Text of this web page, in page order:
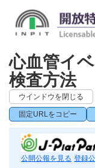
心血管イ
検査方法
ウインドウを閉じる
固定URLをコピー
公開公報を見る 登録